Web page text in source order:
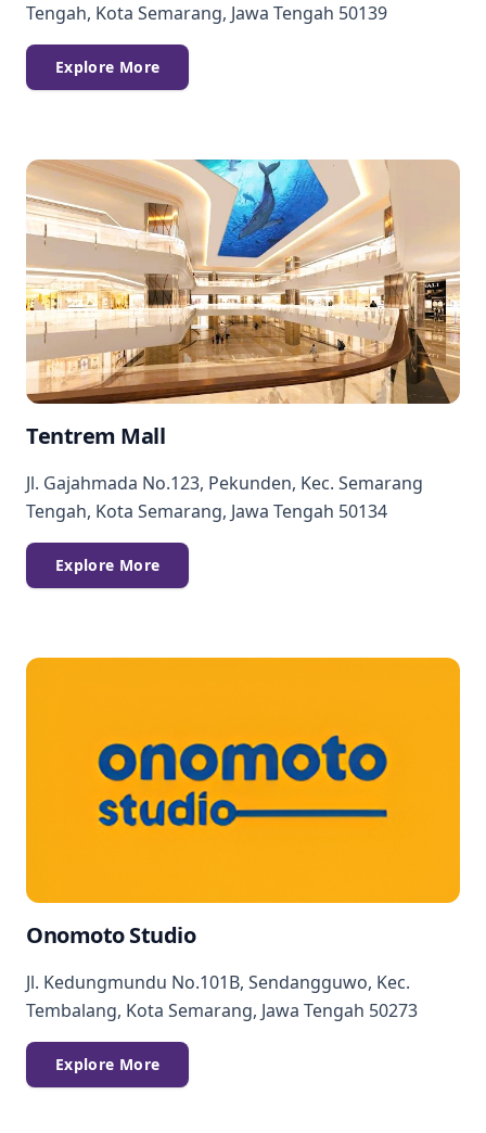
Tengah, Kota Semarang, Jawa Tengah 50139
Explore More
Tentrem Mall
Jl. Gajahmada No.123, Pekunden, Kec. Semarang
Tengah, Kota Semarang, Jawa Tengah 50134
Explore More
Onomoto Studio
Jl. Kedungmundu No.101B, Sendangguwo, Kec.
Tembalang, Kota Semarang, Jawa Tengah 50273
Explore More